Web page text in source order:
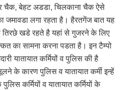
चैक, बेहट अडडा, चिलकाना चैक ऐसे
जमावडा लगा रहता है। हैरतगेंज बात यह
तिरछे खडे रहते है यहां से गुजरने के लिए
का सामना करना पडता है। इन टैम्पो
यातायात कर्मियों व पुलिस की है
के कारण पुलिस व यातायात कर्मी इन्हें
कर्मियों व यातायात कर्मियों के